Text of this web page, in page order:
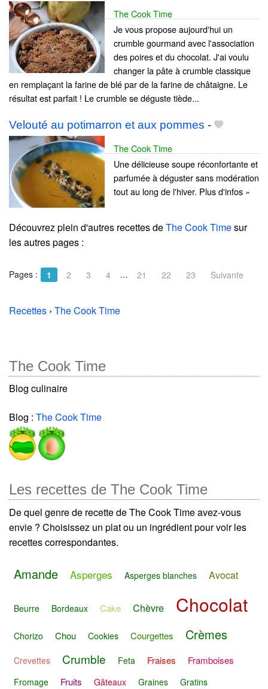
The Cook Time
Je vous propose aujourd'hui un
crumble gourmand avec l'association
des poires et du chocolat. J'ai voulu
changer la pâte à crumble classique
en remplaçant la farine de blé par de la farine de châtaigne. Le
résultat est parfait ! Le crumble se déguste tiède...
Velouté au potimarron et aux pommes -
The Cook Time
Une délicieuse soupe réconfortante et
parfumée à déguster sans modération
tout au long de l'hiver. Plus d'infos »
Découvrez plein d'autres recettes deThe Cook Timesur
les autres pages :
Pages : 1 2 3 4 … 21 22 23 Suivante
Recettes › The Cook Time
The Cook Time
Blog culinaire
Blog : The Cook Time
Les recettes de The Cook Time
De quel genre de recette de The Cook Time avez-vous
envie ? Choisissez un plat ou un ingrédient pour voir les
recettes correspondantes.
Amande Asperges Asperges blanches Avocat
Beurre Bordeaux Cake Chèvre Chocolat
Chorizo Chou Cookies Courgettes Crèmes
Crevettes Crumble Feta Fraises Framboises
Fromage Fruits Gâteaux Graines Gratins